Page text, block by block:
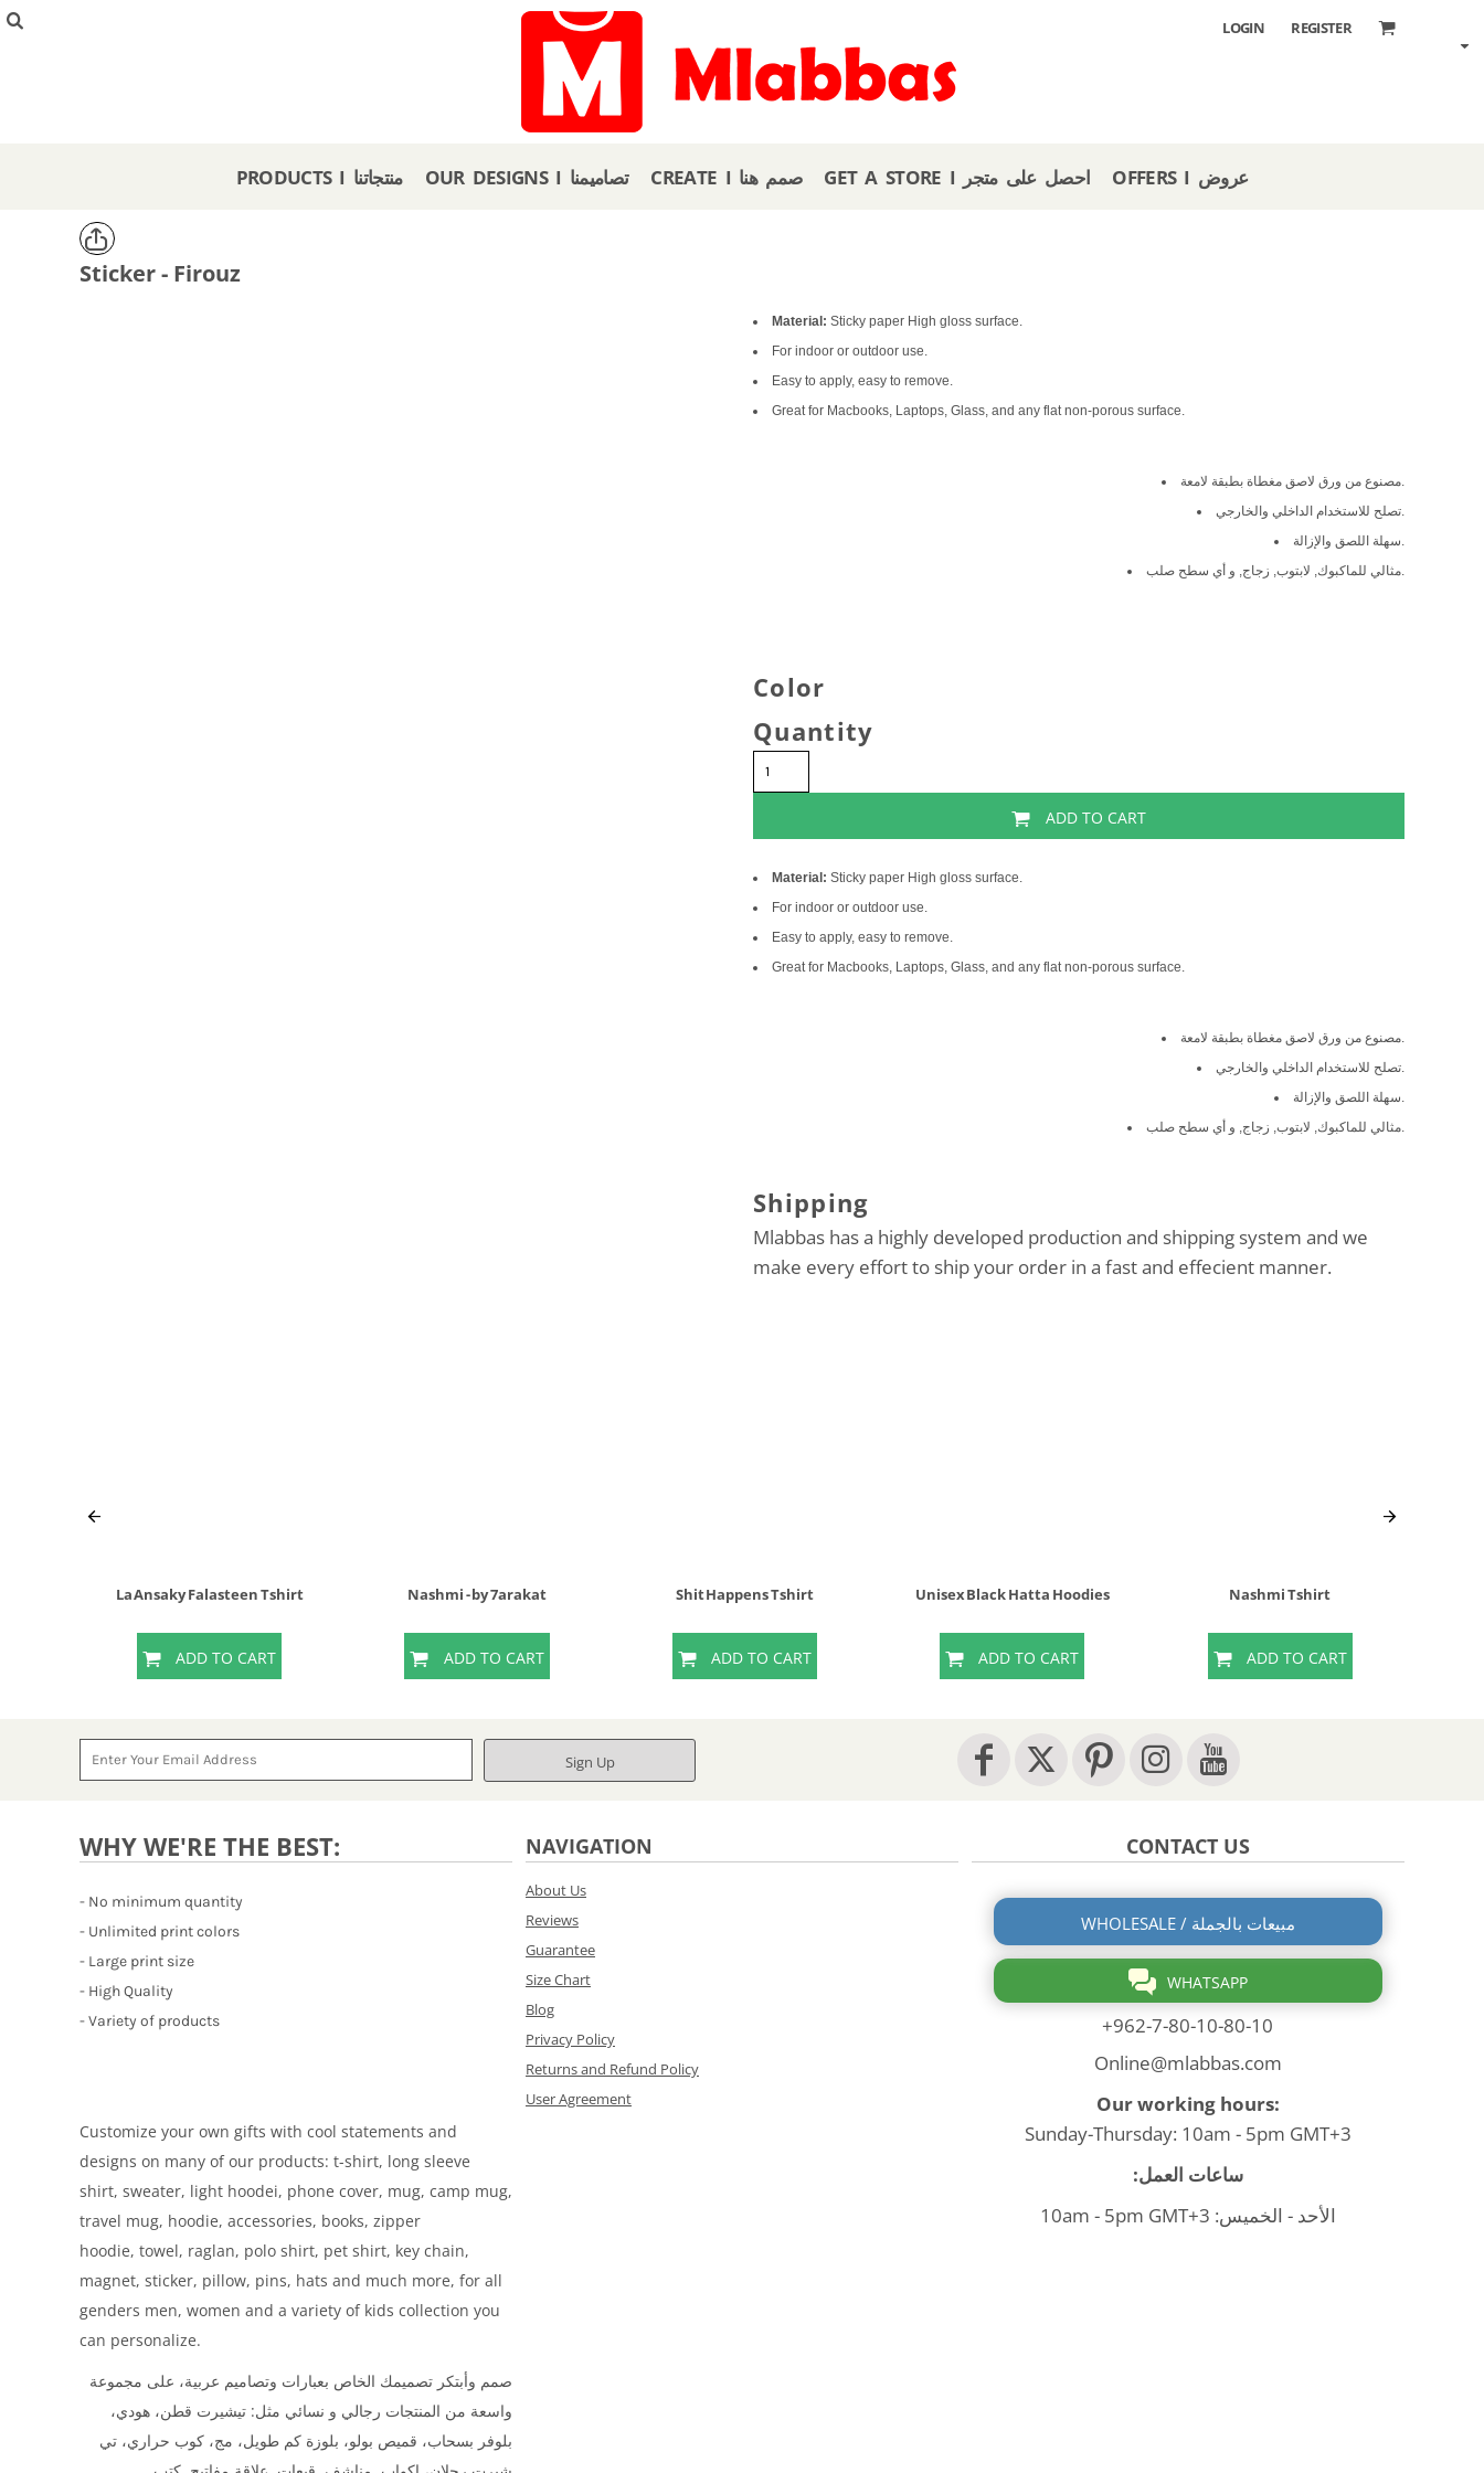
LOGIN REGISTER
PRODUCTS I منتجاتنا OUR DESIGNS I تصاميمنا CREATE I صمم هنا GET A STORE I احصل على متجر OFFERS I عروض
Sticker - Firouz
Material: Sticky paper High gloss surface.
For indoor or outdoor use.
Easy to apply, easy to remove.
Great for Macbooks, Laptops, Glass, and any flat non-porous surface.
مصنوع من ورق لاصق مغطاة بطبقة لامعة.
تصلح للاستخدام الداخلي والخارجي.
سهلة اللصق والإزالة.
مثالي للماكبوك, لابتوب, زجاج, و أي سطح صلب.
Color
Quantity
ADD TO CART
Material: Sticky paper High gloss surface.
For indoor or outdoor use.
Easy to apply, easy to remove.
Great for Macbooks, Laptops, Glass, and any flat non-porous surface.
مصنوع من ورق لاصق مغطاة بطبقة لامعة.
تصلح للاستخدام الداخلي والخارجي.
سهلة اللصق والإزالة.
مثالي للماكبوك, لابتوب, زجاج, و أي سطح صلب.
Shipping
Mlabbas has a highly developed production and shipping system and we
make every effort to ship your order in a fast and effecient manner.
La Ansaky Falasteen Tshirt
ADD TO CART
Nashmi - by 7arakat
ADD TO CART
Shit Happens Tshirt
ADD TO CART
Unisex Black Hatta Hoodies
ADD TO CART
Nashmi Tshirt
ADD TO CART
Sign Up
WHY WE'RE THE BEST:
- No minimum quantity
- Unlimited print colors
- Large print size
- High Quality
- Variety of products
Customize your own gifts with cool statements and
designs on many of our products: t-shirt, long sleeve
shirt, sweater, light hoodei, phone cover, mug, camp mug,
travel mug, hoodie, accessories, books, zipper
hoodie, towel, raglan, polo shirt, pet shirt, key chain,
magnet, sticker, pillow, pins, hats and much more, for all
genders men, women and a variety of kids collection you
can personalize.
صمم وأبتكر تصميمك الخاص بعبارات وتصاميم عربية، على مجموعة
واسعة من المنتجات رجالي و نسائي مثل: تيشيرت قطن، هودي،
بلوفر بسحاب، قميص بولو، بلوزة كم طويل، مج، كوب حراري، تي
NAVIGATION
About Us
Reviews
Guarantee
Size Chart
Blog
Privacy Policy
Returns and Refund Policy
User Agreement
CONTACT US
WHOLESALE / مبيعات بالجملة
WHATSAPP
+962-7-80-10-80-10
Online@mlabbas.com
Our working hours:
Sunday-Thursday: 10am - 5pm GMT+3
ساعات العمل:
الأحد - الخميس: 10am - 5pm GMT+3
REGISTER
CART: 0 ITEM
{CC} - {CN}